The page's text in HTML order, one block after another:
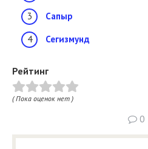
Сапыр
Сегизмунд
Рейтинг
( Пока оценок нет )
0